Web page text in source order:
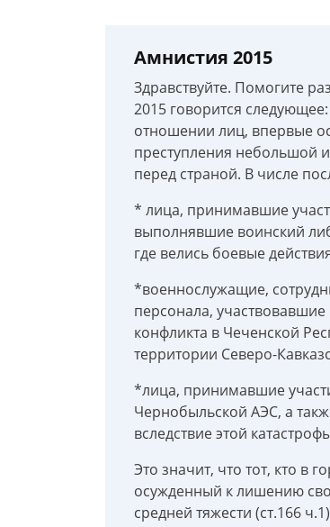
Амнистия 2015
Здравствуйте. Помогите
2015 говорится
отношении лиц, впервые
преступления небольшой
перед страной. В числе
* лица, принимавшие
выполнявшие воинский
где велись боевые
*военнослужащие,
персонала,
конфликта в Чеченской
территории Северо-
*лица, принимавшие
Чернобыльской АЭС, а
вследствие этой
Это значит, что тот, кто в
осужденный к лишению
средней тяжести (ст.166